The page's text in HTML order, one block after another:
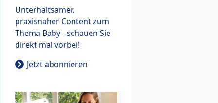
Unterhaltsamer,
praxisnaher Content zum
Thema Baby - schauen Sie
direkt mal vorbei!
Jetzt abonnieren